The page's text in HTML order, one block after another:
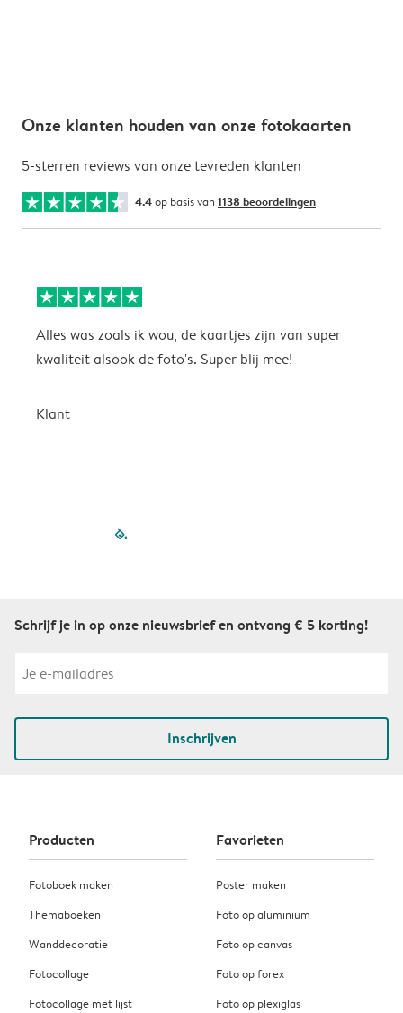
Onze klanten houden van onze fotokaarten
5-sterren reviews van onze tevreden klanten
4.4op basis van 1138 beoordelingen
Alles was zoals ik wou, de kaartjes zijn van super
kwaliteit alsook de foto's. Super blij mee!
Klant
filled-pagination
Schrijf je in op onze nieuwsbrief en ontvang € 5 korting!
Inschrijven
Producten
Fotoboek maken
Themaboeken
Wanddecoratie
Fotocollage
Fotocollage met lijst
Favorieten
Poster maken
Foto op aluminium
Foto op canvas
Foto op forex
Foto op plexiglas